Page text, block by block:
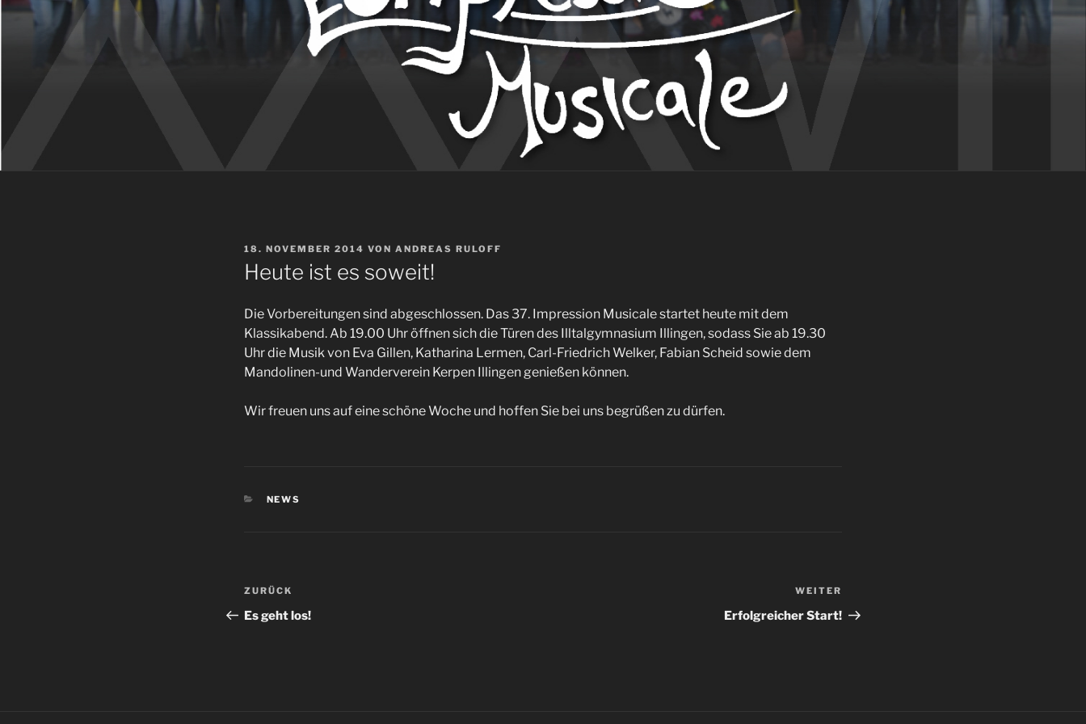
VERÖFFENTLICHT
AM
18. NOVEMBER 2014 VON ANDREAS RULOFF
Heute ist es soweit!
Die Vorbereitungen sind abgeschlossen. Das 37. Impression Musicale startet heute mit dem
Klassikabend. Ab 19.00 Uhr öffnen sich die Türen des Illtalgymnasium Illingen, sodass Sie ab 19.30
Uhr die Musik von Eva Gillen, Katharina Lermen, Carl-Friedrich Welker, Fabian Scheid sowie dem
Mandolinen-und Wanderverein Kerpen Illingen genießen können.
Wir freuen uns auf eine schöne Woche und hoffen Sie bei uns begrüßen zu dürfen.
KATEGORIEN
NEWS
Beitragsnavigation
Vorheriger
Beitrag
ZURÜCK
Es geht los!
Beitrag
WEITER
Erfolgreicher Start!